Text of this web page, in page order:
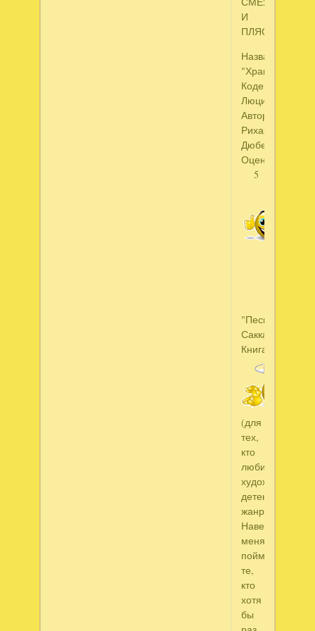
И
ПЛЯСАЛ!"
Название:
"Хранители
Кодекса
Люцифера"
Автор:
Рихард
Дюбель
Оценка:
5
"Пески
Саккары"
Книга
(для
тех,
кто
любит
художествено-
детективный
жанр).
Наверное
меня
поймут
те,
кто
хотя
бы